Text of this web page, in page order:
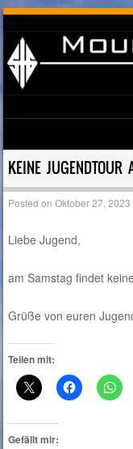
Skip to content
KEINE
Posted onOktober 27, 2023
Liebe Jugend,
am Samstag findet
Grüße von euren
Teilen mit:
Gefällt mir: